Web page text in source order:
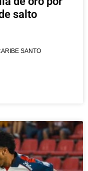
salto
SANTO